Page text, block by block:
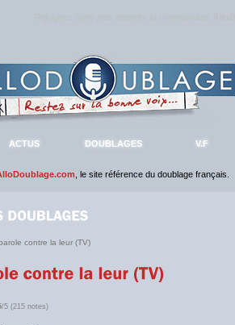
ACTUS DOUBLAGES V.F
, le site référence du doublage français.
contre la leur (TV)
/5 (215 notes)